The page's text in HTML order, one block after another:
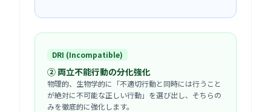
DRI (Incompatible)
② 両立不能行動の分化強化
物理的、生物学的に「不適切行動と同時には行うこと
が絶対に不可能な正しい行動」を選び出し、そちらの
みを徹底的に強化します。